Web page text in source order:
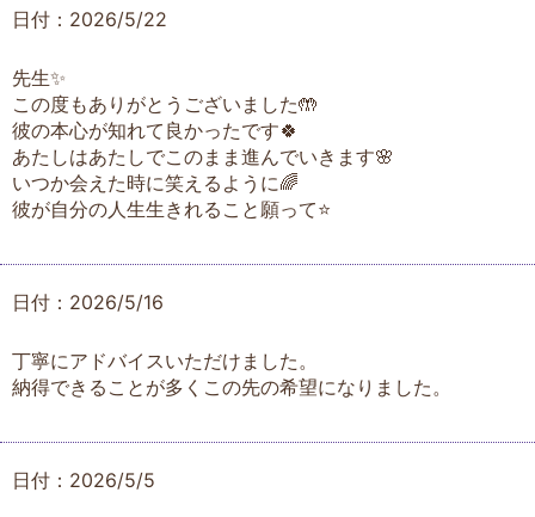
日付：2026/5/22
先生✨
この度もありがとうございました🤲
彼の本心が知れて良かったです🍀
あたしはあたしでこのまま進んでいきます🌸
いつか会えた時に笑えるように🌈
彼が自分の人生生きれること願って⭐️
日付：2026/5/16
丁寧にアドバイスいただけました。
納得できることが多くこの先の希望になりました。
日付：2026/5/5